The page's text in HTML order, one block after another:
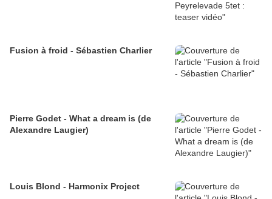
Fusion à froid - Sébastien Charlier
Pierre Godet - What a dream is (de
Alexandre Laugier)
Louis Blond - Harmonix Project